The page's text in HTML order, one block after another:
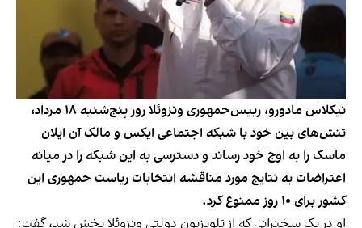
نیکلاس مادورو، رییس‌جمهوری ونزوئلا روز پنج‌شنبه ۱۸ مرداد،
تنش‌های بین خود با شبکه اجتماعی ایکس و مالک آن ایلان
ماسک را به اوج خود رساند و دسترسی به این شبکه را در میانه
اعتراضات به نتایج مورد مناقشه انتخابات ریاست جمهوری این
کشور برای ۱۰ روز ممنوع کرد.
او در یک سخنرانی که از تلویزیون دولتی ونزوئلا پخش شد، گفت: